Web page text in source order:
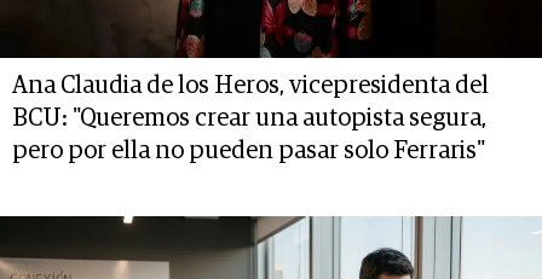
Ana Claudia de los Heros, vicepresidenta del
BCU: "Queremos crear una autopista segura,
pero por ella no pueden pasar solo Ferraris"